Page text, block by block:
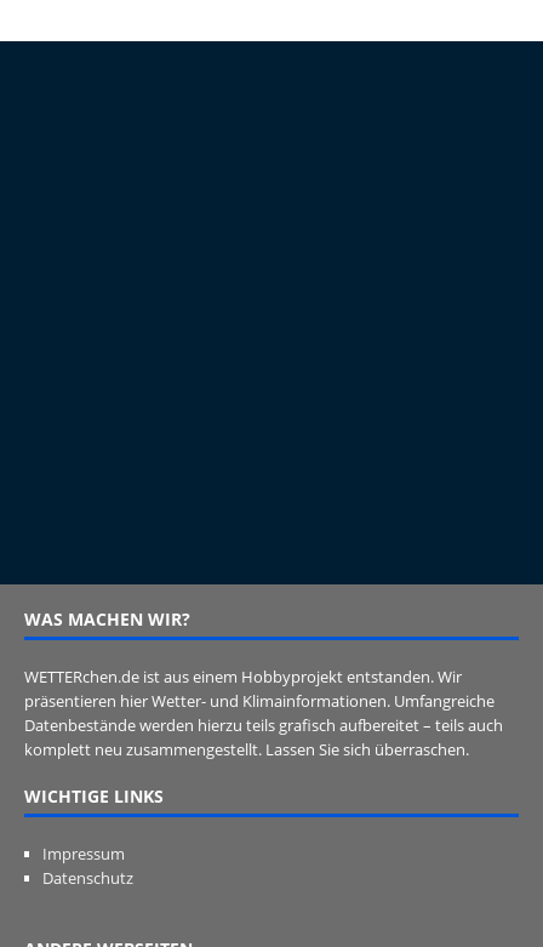
WAS MACHEN WIR?
WETTERchen.de ist aus einem Hobbyprojekt entstanden. Wir
präsentieren hier Wetter- und Klimainformationen. Umfangreiche
Datenbestände werden hierzu teils grafisch aufbereitet – teils auch
komplett neu zusammengestellt. Lassen Sie sich überraschen.
WICHTIGE LINKS
Impressum
Datenschutz